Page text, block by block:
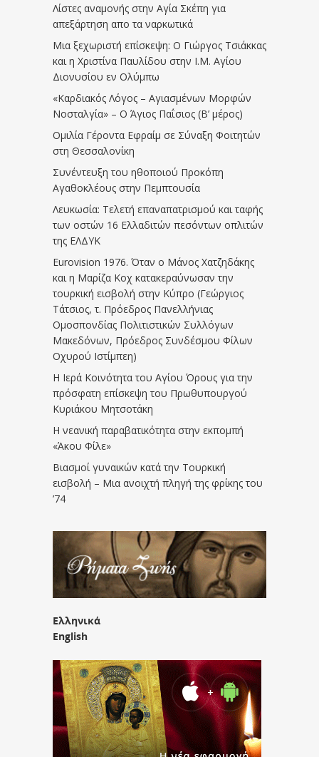
Λίστες αναμονής στην Αγία Σκέπη για
απεξάρτηση απο τα ναρκωτικά
Μια ξεχωριστή επίσκεψη: Ο Γιώργος Τσιάκκας
και η Χριστίνα Παυλίδου στην Ι.Μ. Αγίου
Διονυσίου εν Ολύμπω
«Καρδιακός Λόγος – Αγιασμένων Μορφών
Νοσταλγία» – Ο Άγιος Παΐσιος (Β’ μέρος)
Ομιλία Γέροντα Εφραίμ σε Σύναξη Φοιτητών
στη Θεσσαλονίκη
Συνέντευξη του ηθοποιού Προκόπη
Αγαθοκλέους στην Πεμπτουσία
Λευκωσία: Τελετή επαναπατρισμού και ταφής
των οστών 16 Ελλαδιτών πεσόντων οπλιτών
της ΕΛΔΥΚ
Eurovision 1976. Όταν ο Μάνος Χατζηδάκης
και η Μαρίζα Κοχ κατακεραύνωσαν την
τουρκική εισβολή στην Κύπρο (Γεώργιος
Τάτσιος, τ. Πρόεδρος Πανελλήνιας
Ομοσπονδίας Πολιτιστικών Συλλόγων
Μακεδόνων, Πρόεδρος Συνδέσμου Φίλων
Οχυρού Ιστίμπεη)
Η Ιερά Κοινότητα του Αγίου Όρους για την
πρόσφατη επίσκεψη του Πρωθυπουργού
Κυριάκου Μητσοτάκη
Η νεανική παραβατικότητα στην εκπομπή
«Άκου Φίλε»
Βιασμοί γυναικών κατά την Τουρκική
εισβολή – Μια ανοιχτή πληγή της φρίκης του
’74
Ελληνικά
English